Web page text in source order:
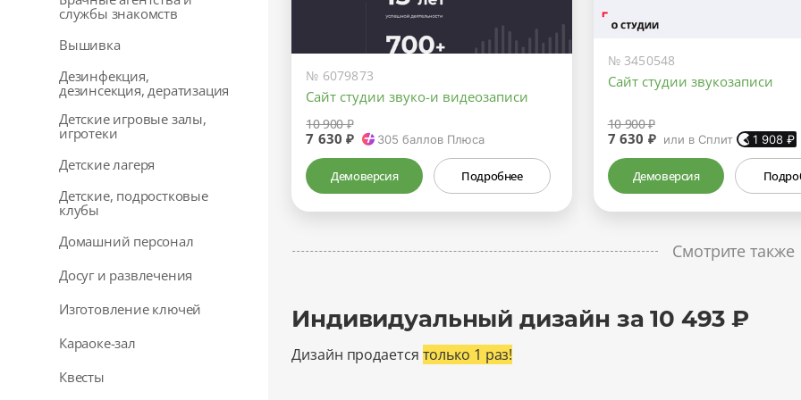
службы знакомств
Вышивка
Дeзинфекция,
дeзинсекция, дератизация
Детские игровые залы,
игротеки
Детские лагеря
Детские, подростковые
клубы
Домашний персонал
Досуг и развлечения
Изготовление ключей
Караоке-зал
Квесты
№ 6079873
Сайт студии звуко-и видеозаписи
10 900 ₽
7 630 ₽ 305 баллов Плюса
Демоверсия Подробнее
№ 3450548
Сайт студии звукозаписи
10 900 ₽
7 630 ₽ или в Сплит 1 908 ₽
Демоверсия
Смотрите также
Индивидуальный дизайн за 10 493 ₽
Дизайн продается только 1 раз!